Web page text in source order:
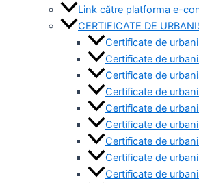
Link către platforma e-
CERTIFICATE DE
Certificate de
Certificate de
Certificate de
Certificate de
Certificate de
Certificate de
Certificate de
Certificate de
Certificate de